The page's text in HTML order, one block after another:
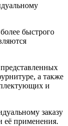
быстрого
а также
и
заказу
её применения.